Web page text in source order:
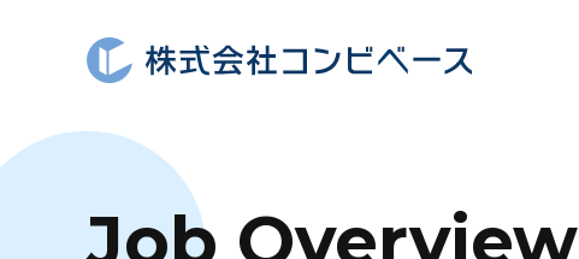
Job Overview